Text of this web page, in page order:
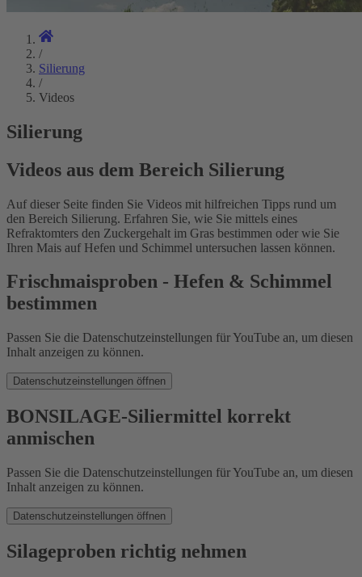
/
Silierung
/
Videos
Silierung
Videos aus dem Bereich Silierung
Auf dieser Seite finden Sie Videos mit hilfreichen Tipps rund um
den Bereich Silierung. Erfahren Sie, wie Sie mittels eines
Refraktomters den Zuckergehalt im Gras bestimmen oder wie Sie
Ihren Mais auf Hefen und Schimmel untersuchen lassen können.
Frischmaisproben - Hefen & Schimmel
bestimmen
Passen Sie die Datenschutzeinstellungen für YouTube an, um diesen
Inhalt anzeigen zu können.
Datenschutzeinstellungen öffnen
BONSILAGE-Siliermittel korrekt
anmischen
Passen Sie die Datenschutzeinstellungen für YouTube an, um diesen
Inhalt anzeigen zu können.
Datenschutzeinstellungen öffnen
Silageproben richtig nehmen